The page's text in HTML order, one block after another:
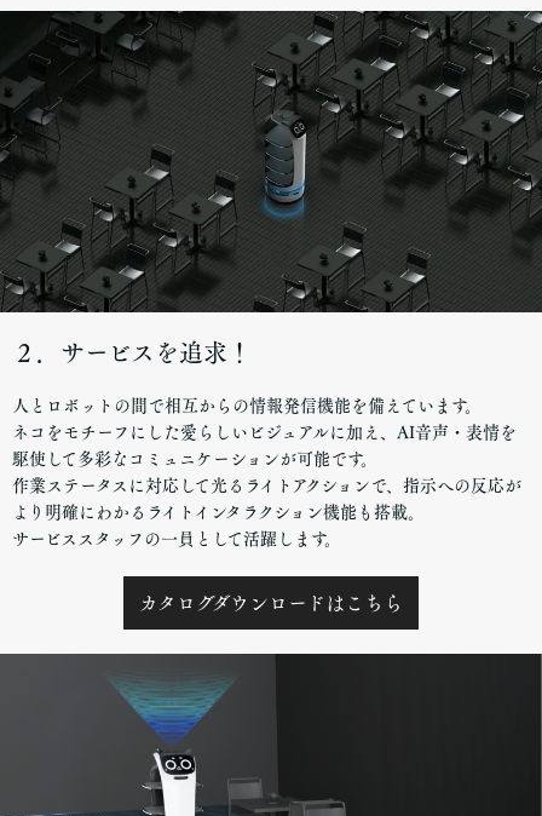
２．サービスを追求！
人とロボットの間で相互からの情報発信機能を備えています。
ネコをモチーフにした愛らしいビジュアルに加え、AI音声・表情を
駆使して多彩なコミュニケーションが可能です。
作業ステータスに対応して光るライトアクションで、指示への反応が
より明確にわかるライトインタラクション機能も搭載。
サービススタッフの一員として活躍します。
カタログダウンロードはこちら